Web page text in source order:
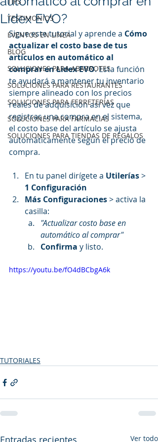
TESTIMONIOS
EVENTOS EN LINEA
BLOG
SOLUCIONES PARA ABARROTES
SOLUCIONES PARA RESTAURANTES
SOLUCIONES PARA FERRETERÍAS
SOLUCIONES PARA FARMACIAS
SOLUCIONES PARA TIENDAS DE REGALOS
Lidex EVO?
Sigue este tutorial y aprende a Cómo
actualizar el costo base de tus
artículos en automático al
comprar en Lidex EVO. Esta función
te ayudará a mantener tu inventario
siempre alineado con los precios
reales de adquisición así vez que
registras una compra en el sistema,
el costo base del artículo se ajusta
automáticamente según el precio de
compra.
En tu panel dirígete a Utilerías >
1 Configuración
Más Configuraciones > activa la
casilla:
"Actualizar costo base en
automático al comprar"
Confirma y listo.
https://youtu.be/fO4dBCbgA6k
TUTORIALES
Ver todo